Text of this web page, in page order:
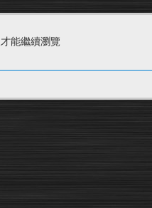
能繼續瀏覽